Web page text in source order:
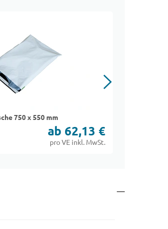
750 x 550 mm
ab 62,13 €
pro VE inkl. MwSt.